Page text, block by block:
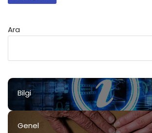
Ara
Bilgi
Genel